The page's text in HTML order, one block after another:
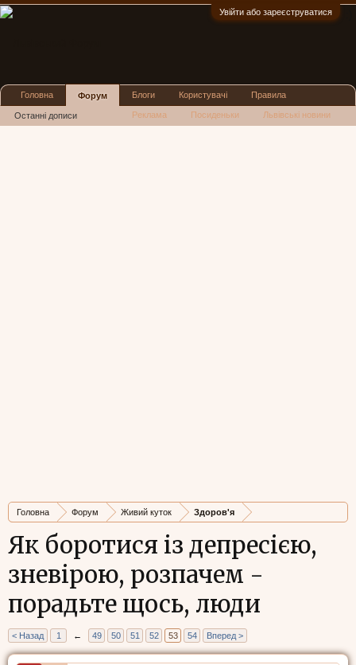
Увійти або зареєструватися
Головна Форум Живий куток Здоров'я
Як боротися із депресією,
зневірою, розпачем -
порадьте щось, люди
< Назад 1 ← 49 50 51 52 53 54 Вперед >
Головна Форум
Останні дописи
Блоги Користувачі Правила
Реклама Посиденьки Львівські новини